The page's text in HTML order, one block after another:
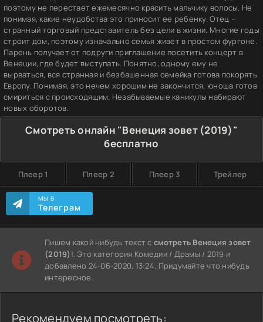
поэтому не перестает ежемесячно красить мальчику волосы. Не
понимая, какие неудобства это приносит ее ребенку. Отец –
странный торговый представитель без цели в жизни. Многие годы
строит дом, поэтому изначально семья живет в простом фургоне.
Парень получает от подруги приглашение посетить концерт в
Венеции, где будет выступать. Понятно, одному ему не
вырваться, вся странная и безбашенная семейка готова покорять
Европу. Понимая, это нечем хорошим не закончится, юноша готов
смириться с происходящим. Незабываемые каникулы набирают
новых оборотов.
Смотреть онлайн "Венеция зовет (2019)"
бесплатно
Плеер 1 Плеер 2 Плеер 3 Трейлер
МЫ В
Телеграм
Пишем какой нибудь текст ссмотреть Венеция зовет
(2019) !. Это категория Комедии / Драмы / 2019 и
добавлено 24-06-2020, 13:24. Придумайте что нибудь
интересное.
Рекомендуем посмотреть: